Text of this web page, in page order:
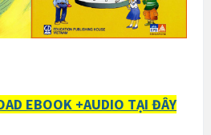
EBOOK +AUDIO TẠI ĐÂY